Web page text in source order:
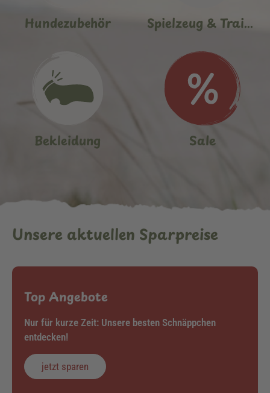
Hundezubehör Spielzeug & Training
Bekleidung Sale
Unsere aktuellen Sparpreise
Top Angebote
Nur für kurze Zeit: Unsere besten Schnäppchen
entdecken!
jetzt sparen